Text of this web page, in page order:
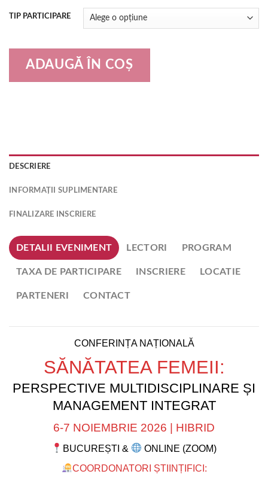
TIP PARTICIPARE
ADAUGĂ ÎN COȘ
DESCRIERE
INFORMAȚII SUPLIMENTARE
FINALIZARE INSCRIERE
DETALII EVENIMENT LECTORI PROGRAM
TAXA DE PARTICIPARE INSCRIERE LOCATIE
PARTENERI CONTACT
CONFERINȚA NAȚIONALĂ
SĂNĂTATEA FEMEII:
PERSPECTIVE MULTIDISCIPLINARE ȘI
MANAGEMENT INTEGRAT
6-7 NOIEMBRIE 2026 | HIBRID
BUCUREȘTI &
ONLINE (ZOOM)
COORDONATORI ȘTIINȚIFICI: